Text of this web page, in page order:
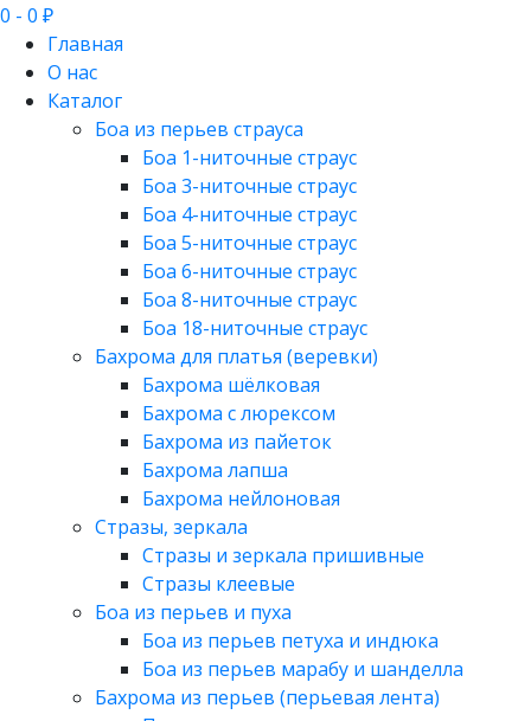
0 - 0 ₽
Главная
О нас
Каталог
Боа из перьев страуса
Боа 1-ниточные страус
Боа 3-ниточные страус
Боа 4-ниточные страус
Боа 5-ниточные страус
Боа 6-ниточные страус
Боа 8-ниточные страус
Боа 18-ниточные страус
Бахрома для платья (веревки)
Бахрома шёлковая
Бахрома с люрексом
Бахрома из пайеток
Бахрома лапша
Бахрома нейлоновая
Стразы, зеркала
Стразы и зеркала пришивные
Стразы клеевые
Боа из перьев и пуха
Боа из перьев петуха и индюка
Боа из перьев марабу и шанделла
Бахрома из перьев (перьевая лента)